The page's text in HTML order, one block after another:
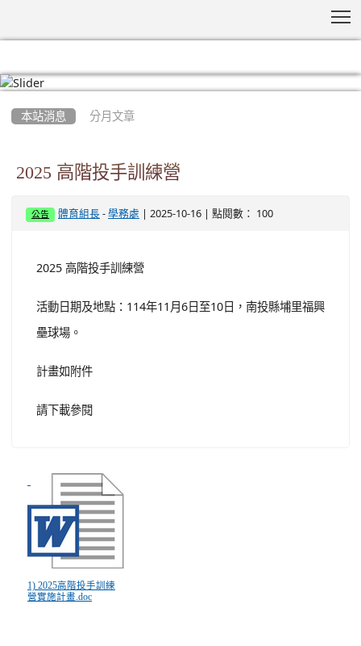
本站消息 分月文章
2025 高階投手訓練營
公告 體育組長 -學務處 | 2025-10-16 | 點閱數： 100
2025 高階投手訓練營
活動日期及地點：114年11月6日至10日，南投縣埔里福興
壘球場。
計畫如附件
請下載參閱
1) 2025高階投手訓練
營實施計畫.doc